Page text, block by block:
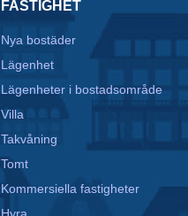
FASTIGHET
Nya bostäder
Lägenhet
Lägenheter i bostadsområde
Villa
Takvåning
Tomt
Kommersiella fastigheter
Hyra